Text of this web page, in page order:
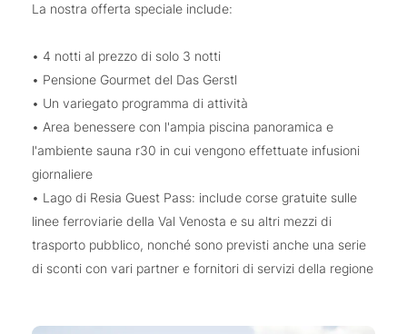
La nostra offerta speciale include:
• 4 notti al prezzo di solo 3 notti
• Pensione Gourmet del Das Gerstl
• Un variegato programma di attività
• Area benessere con l'ampia piscina panoramica e
l'ambiente sauna r30 in cui vengono effettuate infusioni
giornaliere
• Lago di Resia Guest Pass: include corse gratuite sulle
linee ferroviarie della Val Venosta e su altri mezzi di
trasporto pubblico, nonché sono previsti anche una serie
di sconti con vari partner e fornitori di servizi della regione